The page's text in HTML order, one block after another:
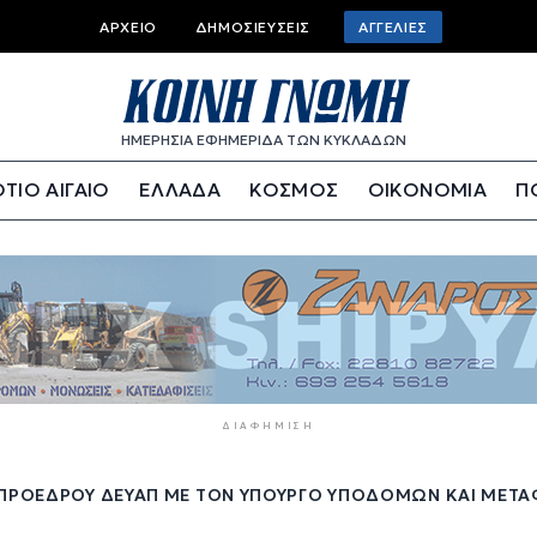
Top
bar
menu
ΑΡΧΕΊΟ ΔΗΜΟΣΙΕΎΣΕΙΣ ΑΓΓΕΛΊΕΣ
ΗΜΕΡΗΣΙΑ ΕΦΗΜΕΡΙΔΑ ΤΩΝ ΚΥΚΛΑΔΩΝ
ΑΙΓΑΙΟ ΕΛΛΑΔΑ ΚΟΣΜΟΣ ΟΙΚΟΝΟΜΙΑ
ΔΙΑΦΉΜΙΣΗ
ΔΕΥΑΠ ΜΕ ΤΟΝ ΥΠΟΥΡΓΌ ΥΠΟΔΟΜΏΝ ΚΑΙ